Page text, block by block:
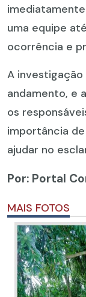
uma equipe
ocorrência e
A
andamento, e
os
importância
ajudar no
Por: Portal
MAIS FOTOS